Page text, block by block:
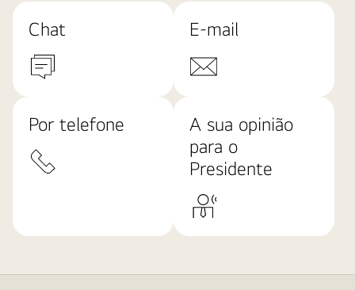
Chat E-mail
Por telefone
A sua opinião
para o
Presidente